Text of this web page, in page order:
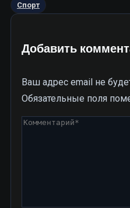
Спорт
Добавить
Ваш адрес email не
Обязательные поля